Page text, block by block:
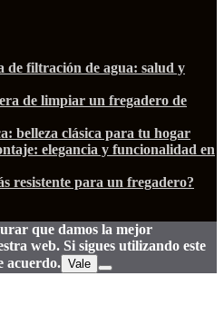
de filtración de agua: salud y
de limpiar un fregadero de
belleza clásica para tu hogar
elegancia y funcionalidad en
resistente para un fregadero?
que damos la mejor
web. Si sigues utilizando este
acuerdo. Vale